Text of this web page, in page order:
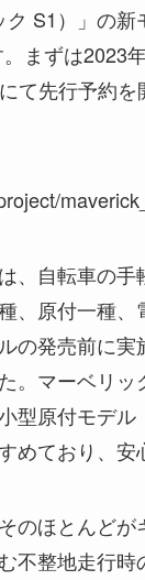
ク S1）」の
まずは2023
て先行予約を
、自転車の
、原付一種
の発売前に
。マーベリ
型原付モデ
めており、安
のほとんど
不整地走行